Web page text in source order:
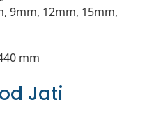
9mm, 12mm, 15mm,
mm
Jati